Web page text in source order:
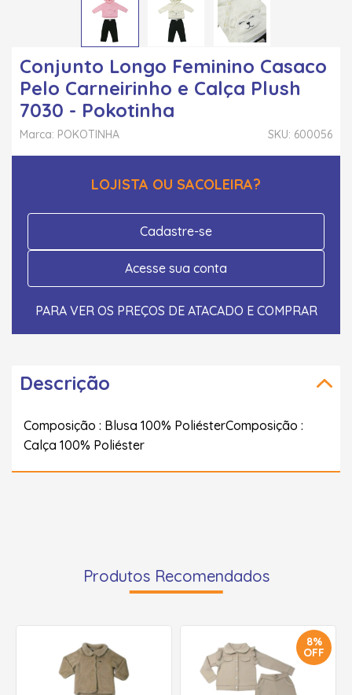
Conjunto Longo Feminino Casaco
Pelo Carneirinho e Calça Plush
7030 - Pokotinha
SKU: 600056
Marca: POKOTINHA
LOJISTA OU SACOLEIRA?
Cadastre-se
Acesse sua conta
PARA VER OS PREÇOS DE ATACADO E COMPRAR
Descrição
Composição : Blusa 100% PoliésterComposição :
Calça 100% Poliéster
Produtos Recomendados
8%
OFF